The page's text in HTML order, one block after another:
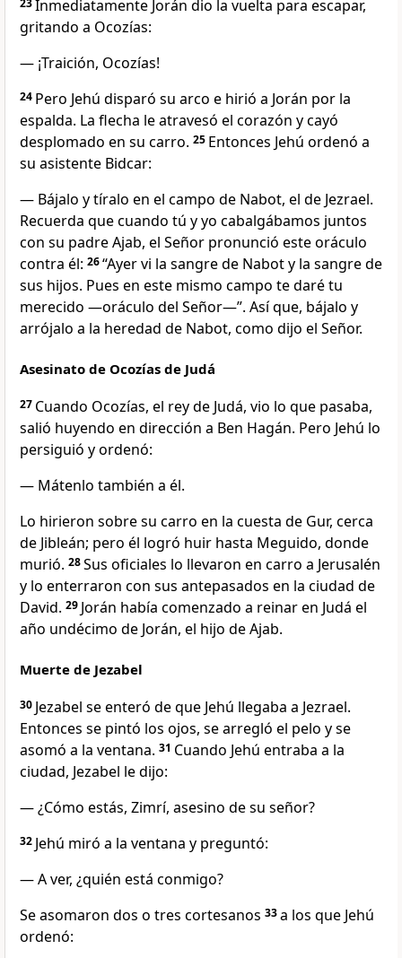
23Inmediatamente Jorán dio la vuelta para escapar,
gritando a Ocozías:
— ¡Traición, Ocozías!
24 Pero Jehú disparó su arco e hirió a Jorán por la
espalda. La flecha le atravesó el corazón y cayó
desplomado en su carro. 25 Entonces Jehú ordenó a
su asistente Bidcar:
— Bájalo y tíralo en el campo de Nabot, el de Jezrael.
Recuerda que cuando tú y yo cabalgábamos juntos
con su padre Ajab, el Señor pronunció este oráculo
contra él: 26“Ayer vi la sangre de Nabot y la sangre de
sus hijos. Pues en este mismo campo te daré tu
merecido —oráculo del Señor—”. Así que, bájalo y
arrójalo a la heredad de Nabot, como dijo el Señor.
Asesinato de Ocozías de Judá
27 Cuando Ocozías, el rey de Judá, vio lo que pasaba,
salió huyendo en dirección a Ben Hagán. Pero Jehú lo
persiguió y ordenó:
— Mátenlo también a él.
Lo hirieron sobre su carro en la cuesta de Gur, cerca
de Jibleán; pero él logró huir hasta Meguido, donde
murió. 28Sus oficiales lo llevaron en carro a Jerusalén
y lo enterraron con sus antepasados en la ciudad de
David. 29 Jorán había comenzado a reinar en Judá el
año undécimo de Jorán, el hijo de Ajab.
Muerte de Jezabel
30 Jezabel se enteró de que Jehú llegaba a Jezrael.
Entonces se pintó los ojos, se arregló el pelo y se
asomó a la ventana. 31 Cuando Jehú entraba a la
ciudad, Jezabel le dijo:
— ¿Cómo estás, Zimrí, asesino de su señor?
32 Jehú miró a la ventana y preguntó:
— A ver, ¿quién está conmigo?
Se asomaron dos o tres cortesanos 33a los que Jehú
ordenó: